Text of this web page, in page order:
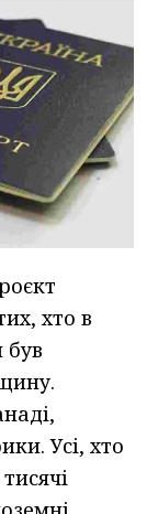
хто в
був
Усі, хто